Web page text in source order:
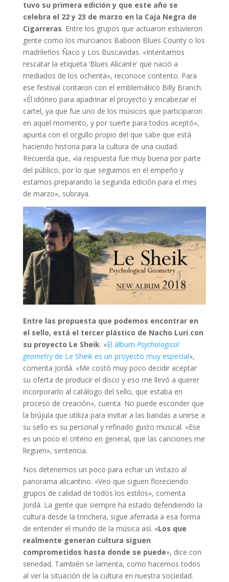
tuvo su primera edición y que este año se
celebra el 22 y 23 de marzo en la Caja Negra de
Cigarreras. Entre los grupos que actuaron estuvieron
gente como los murcianos Baboon Blues County o los
madrileños Ñaco y Los Buscavidas. «Intentamos
rescatar la etiqueta ‘Blues Alicante’ que nació a
mediados de los ochenta», reconoce contento. Para
ese festival contaron con el emblemático Billy Branch.
«Él idóneo para apadrinar el proyecto y encabezar el
cartel, ya que fue uno de los músicos que participaron
en aquel momento, y por suerte para todos aceptó»,
apunta con el orgullo propio del que sabe que está
haciendo historia para la cultura de una ciudad.
Recuerda que, «la respuesta fue muy buena por parte
del público, por lo que seguimos en el empeño y
estamos preparando la segunda edición para el mes
de marzo», subraya.
Entre las propuesta que podemos encontrar en
el sello, está el tercer plástico de Nacho Luri con
su proyecto Le Sheik. «El álbum Psychological
geometryde Le Sheik es un proyecto muy especial»,
comenta Jordá. «Me costó muy poco decidir aceptar
su oferta de producir el disco y eso me llevó a querer
incorporarlo al catálogo del sello, que estaba en
proceso de creación», cuenta. No puede esconder que
la brújula que utiliza para invitar a las bandas a unirse a
su sello es su personal y refinado gusto musical. «Ese
es un poco el criterio en general, que las canciones me
lleguen», sentencia.
Nos detenemos un poco para echar un vistazo al
panorama alicantino. «Veo que siguen floreciendo
grupos de calidad de todos los estilos», comenta
Jordá. La gente que siempre ha estado defendiendo la
cultura desde la trinchera, sigue aferrada a esa forma
de entender el mundo de la música así. «Los que
realmente generan cultura siguen
comprometidos hasta donde se puede», dice con
seriedad. También se lamenta, como hacemos todos
al ver la situación de la cultura en nuestra sociedad.